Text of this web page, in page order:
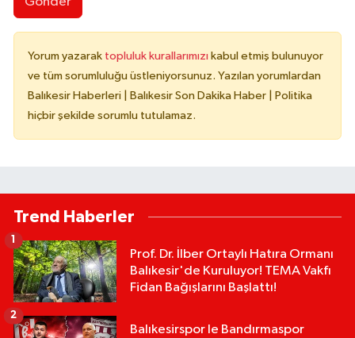
Yorum yazarak topluluk kurallarımızı kabul etmiş bulunuyor
ve tüm sorumluluğu üstleniyorsunuz. Yazılan yorumlardan
Balıkesir Haberleri | Balıkesir Son Dakika Haber | Politika
hiçbir şekilde sorumlu tutulamaz.
Trend Haberler
Prof. Dr. İlber Ortaylı Hatıra Ormanı
Balıkesir'de Kuruluyor! TEMA Vakfı
Fidan Bağışlarını Başlattı!
1
Balıkesirspor le Bandırmaspor
2